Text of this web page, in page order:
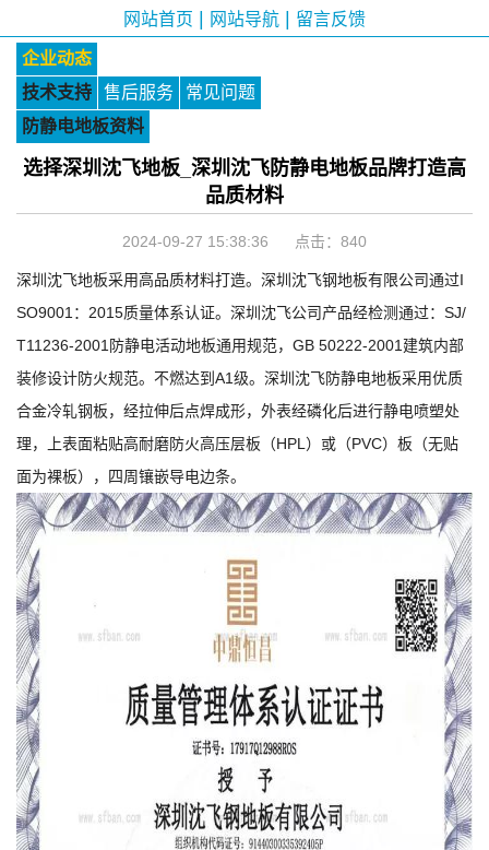
网站首页 网站导航 留言反馈
企业动态
技术支持
售后服务
常见问题
防静电地板资料
选择深圳沈飞地板_深圳沈飞防静电地板品牌打造高
品质材料
2024-09-27 15:38:36 点击： 840
深圳沈飞地板采用高品质材料打造。深圳沈飞钢地板有限公司通过I
SO9001：2015质量体系认证。深圳沈飞公司产品经检测通过：SJ/
T11236-2001防静电活动地板通用规范，GB 50222-2001建筑内部
装修设计防火规范。不燃达到A1级。深圳沈飞防静电地板采用优质
合金冷轧钢板，经拉伸后点焊成形， 外表经磷化后进行静电喷塑处
理，上表面粘贴高耐磨防火高压层板（HPL）或（PVC）板（无贴
面为裸板），四周镶嵌导电边条。